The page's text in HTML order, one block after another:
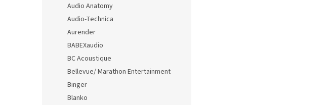
Audio Anatomy
Audio-Technica
Aurender
BABEXaudio
BC Acoustique
Bellevue/ Marathon Entertainment
Binger
Blanko